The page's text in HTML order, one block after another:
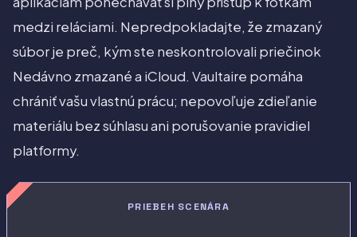
medzi reláciami. Nepredpokladajte, že zmazaný
súbor je preč, kým ste neskontrolovali priečinok
Nedávno zmazané a iCloud. Vaultaire pomáha
chrániť vašu vlastnú prácu; nepovoľuje zdieľanie
materiálu bez súhlasu ani porušovanie pravidiel
platformy.
PRIEBEH SCENÁRA